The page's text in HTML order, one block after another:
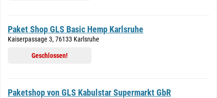
Paket Shop GLS Basic Hemp Karlsruhe
Kaiserpassage 3, 76133 Karlsruhe
Geschlossen!
Paketshop von GLS Kabulstar Supermarkt GbR